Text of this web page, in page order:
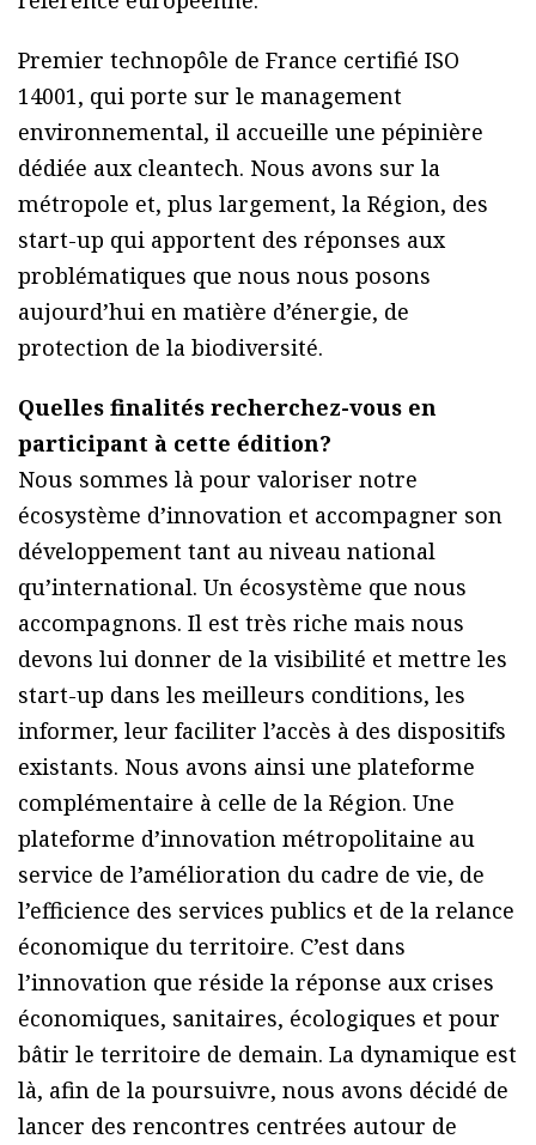
Premier technopôle de France certifié ISO
14001, qui porte sur le management
environnemental, il accueille une pépinière
dédiée aux cleantech. Nous avons sur la
métropole et, plus largement, la Région, des
start-up qui apportent des réponses aux
problématiques que nous nous posons
aujourd’hui en matière d’énergie, de
protection de la biodiversité.
Quelles finalités recherchez-vous en
participant à cette édition?
Nous sommes là pour valoriser notre
écosystème d’innovation et accompagner son
développement tant au niveau national
qu’international. Un écosystème que nous
accompagnons. Il est très riche mais nous
devons lui donner de la visibilité et mettre les
start-up dans les meilleurs conditions, les
informer, leur faciliter l’accès à des dispositifs
existants. Nous avons ainsi une plateforme
complémentaire à celle de la Région. Une
plateforme d’innovation métropolitaine au
service de l’amélioration du cadre de vie, de
l’efficience des services publics et de la relance
économique du territoire. C’est dans
l’innovation que réside la réponse aux crises
économiques, sanitaires, écologiques et pour
bâtir le territoire de demain. La dynamique est
là, afin de la poursuivre, nous avons décidé de
lancer des rencontres centrées autour de